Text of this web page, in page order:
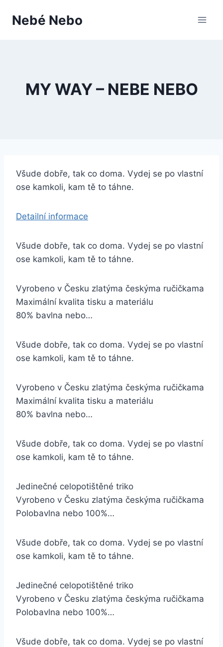
Nebé Nebo
MY WAY – NEBE NEBO
Všude dobře, tak co doma. Vydej se po vlastní
ose kamkoli, kam tě to táhne.
Detailní informace
Všude dobře, tak co doma. Vydej se po vlastní
ose kamkoli, kam tě to táhne.
Vyrobeno v Česku zlatýma českýma ručičkama
Maximální kvalita tisku a materiálu
80% bavlna nebo…
Všude dobře, tak co doma. Vydej se po vlastní
ose kamkoli, kam tě to táhne.
Vyrobeno v Česku zlatýma českýma ručičkama
Maximální kvalita tisku a materiálu
80% bavlna nebo…
Všude dobře, tak co doma. Vydej se po vlastní
ose kamkoli, kam tě to táhne.
Jedinečné celopotištěné triko
Vyrobeno v Česku zlatýma českýma ručičkama
Polobavlna nebo 100%…
Všude dobře, tak co doma. Vydej se po vlastní
ose kamkoli, kam tě to táhne.
Jedinečné celopotištěné triko
Vyrobeno v Česku zlatýma českýma ručičkama
Polobavlna nebo 100%…
Všude dobře, tak co doma. Vydej se po vlastní